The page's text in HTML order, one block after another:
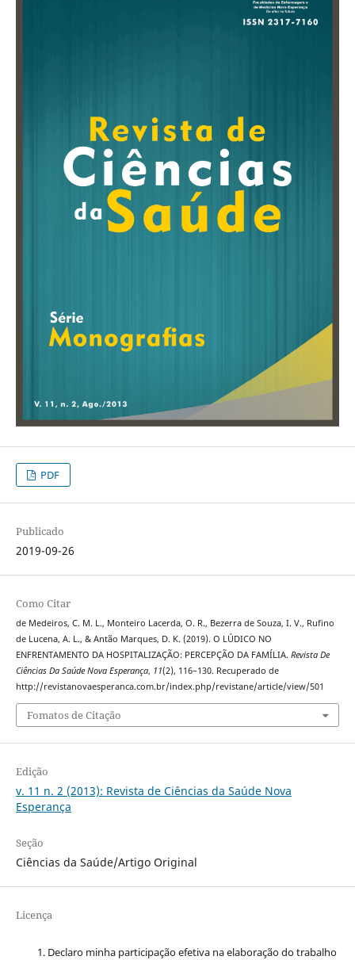
PDF
Publicado
2019-09-26
Como Citar
de Medeiros, C. M. L., Monteiro Lacerda, O. R., Bezerra de Souza, I. V., Rufino
de Lucena, A. L., & Antão Marques, D. K. (2019). O LÚDICO NO
ENFRENTAMENTO DA HOSPITALIZAÇÃO: PERCEPÇÃO DA FAMÍLIA. Revista De
Ciências Da Saúde Nova Esperança, 11(2), 116–130. Recuperado de
http://revistanovaesperanca.com.br/index.php/revistane/article/view/501
Fomatos de Citação
Edição
v. 11 n. 2 (2013): Revista de Ciências da Saúde Nova
Esperança
Seção
Ciências da Saúde/Artigo Original
Licença
Declaro minha participação efetiva na elaboração do trabalho